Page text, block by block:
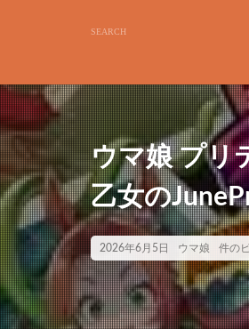
ウマ娘 プリ
乙女の
2026年6月5日 ウマ娘 件の